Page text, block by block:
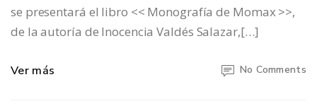
se presentará el libro << Monografía de Momax >>,
de la autoría de Inocencia Valdés Salazar,[…]
Ver más No Comments